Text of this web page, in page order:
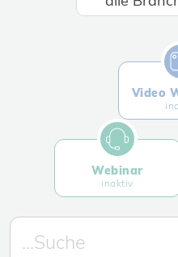
Video
Webinar
inaktiv